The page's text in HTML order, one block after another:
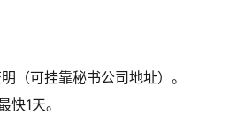
（可挂靠秘书公司地址）。
1天。